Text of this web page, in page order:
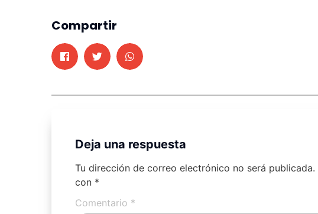
Compartir
Deja una respuesta
Tu dirección de correo electrónico no será publicada.
con *
Comentario *